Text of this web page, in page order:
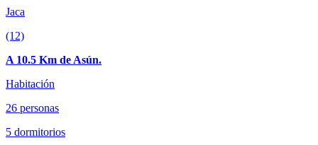
Jaca
(12)
A 10.5 Km de Asún.
Habitación
26 personas
5 dormitorios